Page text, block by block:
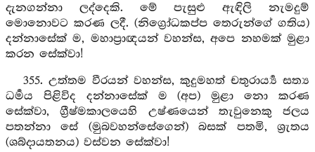
දැනගන්නා ලද්දෙකි. මේ පැසුළු ඇඳිලි නැමදුම්
මොනොවට කරණ ලදී. (නිග්‍රෝධකප්ප තෙරුන්ගේ ගතිය)
දන්නාසේක් ම, මහාප්‍රාඥයන් වහන්ස, අපෙ නහමක් මුළා
කරන සේක්වා!
355. උත්තම වීරයන් වහන්ස, කුදුමහත් චතුරාර්‍ය්‍ය සත්‍ය
ධර්‍මය පිළිවිද දන්නාසේක් ම (අප) මුළා නො කරණ
සේක්වා, ග්‍රීෂ්මකාලයෙහි උෂ්ණයෙන් තැවුනෙකු ජලය
පතන්නා සේ (මුබවහන්සේගෙන්) බසක් පතමි, ශ්‍රැතය
(ශබ්දායතනය) වස්වන සේක්වා!